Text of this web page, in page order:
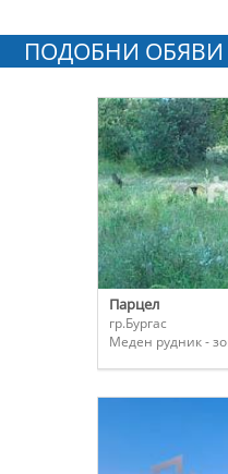
ПОДОБНИ ОБЯВИ
Парцел
гр.Бургас
Меден рудник -